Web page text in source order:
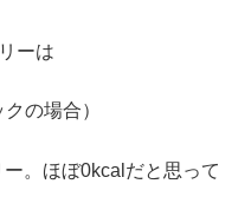
ーは
の場合）
。ほぼ0kcalだと思って